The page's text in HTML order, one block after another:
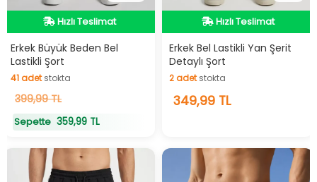
Hızlı Teslimat
Hızlı Teslimat
Erkek Büyük Beden Bel
Lastikli Şort
41adetstokta
41adetstokta
399,99 TL
Sepette 359,99 TL
Hızlı Teslimat
Hızlı Teslimat
Erkek Bel Lastikli Yan Şerit
Detaylı Şort
2adetstokta
2adet stokta
349,99 TL